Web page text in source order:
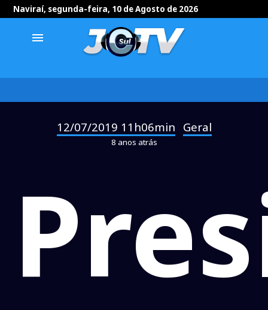
Naviraí, segunda-feira, 10 de Agosto de 2026
menu
12/07/2019 11h06min Geral
8 anos atrás